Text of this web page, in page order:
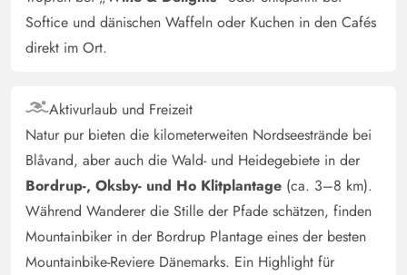
erreichen. Die nächste Einkaufsmöglichkeit ist der nahe
gelegene Spar-Markt .
Deutschland
Gemütliches Ferienhaus mit eingezäuntem Grundstück,
Wintergarten, Sauna und Badefass.
Martina Klein
Deutschland
4.5 von 5
4.5 von 5
4.5 out of 5
Softice und dänischen Waffeln oder Kuchen in den Cafés
direkt im Ort.
Aktivurlaub und Freizeit
Natur pur bieten die kilometerweiten Nordseestrände bei
Blåvand, aber auch die Wald- und Heidegebiete in der
Bordrup-, Oksby- und Ho Klitplantage (ca. 3–8 km).
Während Wanderer die Stille der Pfade schätzen, finden
Mountainbiker in der Bordrup Plantage eines der besten
Mountainbike-Reviere Dänemarks. Ein Highlight für